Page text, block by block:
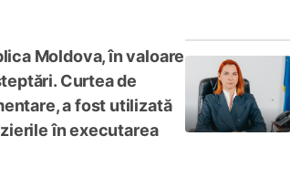
Moldova, în valoare
Curtea de
a fost utilizată
în executarea